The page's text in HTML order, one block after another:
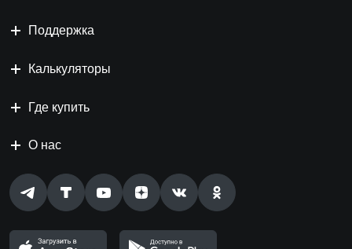
Поддержка
Калькуляторы
Где купить
О нас